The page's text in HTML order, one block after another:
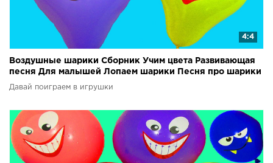
4:4
Воздушные шарики Сборник Учим цвета Развивающая
песня Для малышей Лопаем шарики Песня про шарики
Давай поиграем в игрушки